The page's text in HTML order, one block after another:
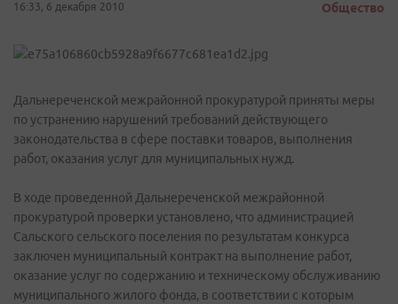
16:33, 6 декабря 2010 Общество
Дальнереченской межрайонной прокуратурой приняты меры
по устранению нарушений требований действующего
законодательства в сфере поставки товаров, выполнения
работ, оказания услуг для муниципальных нужд.
В ходе проведенной Дальнереченской межрайонной
прокуратурой проверки установлено, что администрацией
Сальского сельского поселения по результатам конкурса
заключен муниципальный контракт на выполнение работ,
оказание услуг по содержанию и техническому обслуживанию
муниципального жилого фонда, в соответствии с которым